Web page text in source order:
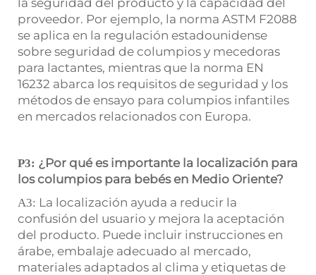
la seguridad del producto y la capacidad del
proveedor. Por ejemplo, la norma ASTM F2088
se aplica en la regulación estadounidense
sobre seguridad de columpios y mecedoras
para lactantes, mientras que la norma EN
16232 abarca los requisitos de seguridad y los
métodos de ensayo para columpios infantiles
en mercados relacionados con Europa.
P3: ¿Por qué es importante la localización para
los columpios para bebés en Medio Oriente?
A3: La localización ayuda a reducir la
confusión del usuario y mejora la aceptación
del producto. Puede incluir instrucciones en
árabe, embalaje adecuado al mercado,
materiales adaptados al clima y etiquetas de